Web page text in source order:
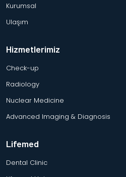
Kurumsal
Ulaşım
Hizmetlerimiz
Check-up
Radiology
Nuclear Medicine
Advanced Imaging & Diagnosis
Lifemed
Dental Clinic